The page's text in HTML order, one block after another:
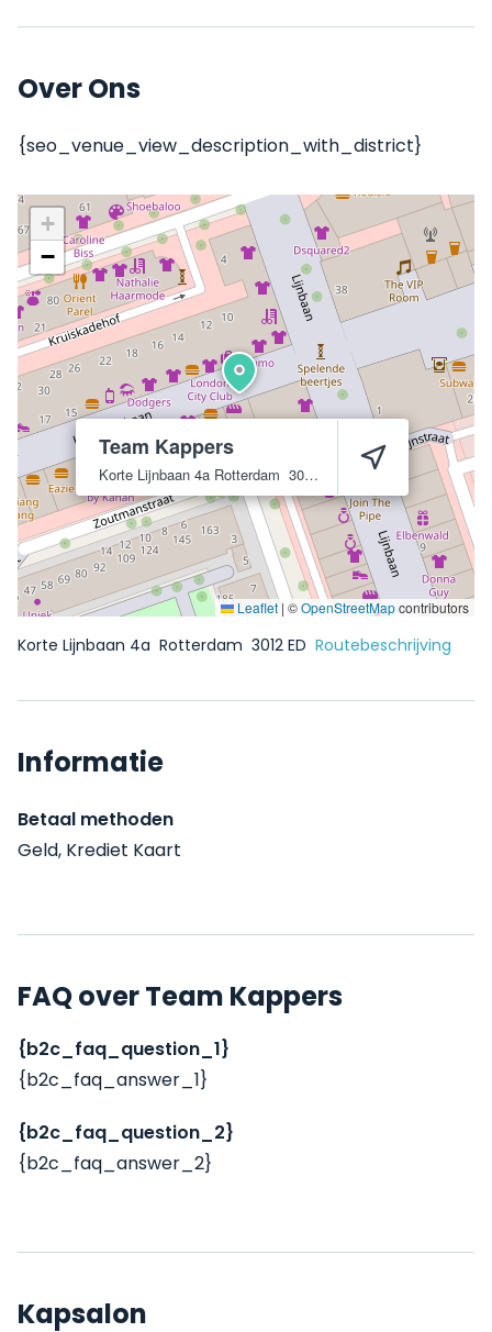
Over Ons
{seo_venue_view_description_with_district}
Team Kappers
Korte Lijnbaan 4a Rotterdam 3012 ED
+
−
Leaflet | ©OpenStreetMapcontributors
Korte Lijnbaan 4a Rotterdam 3012 ED Routebeschrijving
Informatie
Betaal methoden
Geld, Krediet Kaart
FAQ over Team Kappers
{b2c_faq_question_1}
{b2c_faq_answer_1}
{b2c_faq_question_2}
{b2c_faq_answer_2}
Kapsalon